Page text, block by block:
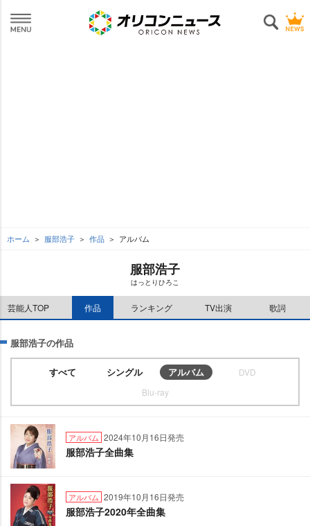
ホーム 服部浩子 作品 アルバム
服部浩子
はっとりひろこ
芸能人TOP 作品 ランキング TV出演 歌詞
服部浩子の作品
すべて シングル アルバム
DVD
Blu-ray
アルバム 2024年10月16日発売
服部浩子全曲集
アルバム 2019年10月16日発売
服部浩子2020年全曲集